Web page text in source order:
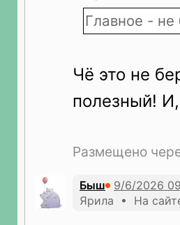
Главное -
Чё это не
полезный!
Размещено
Быш
Ярила • На